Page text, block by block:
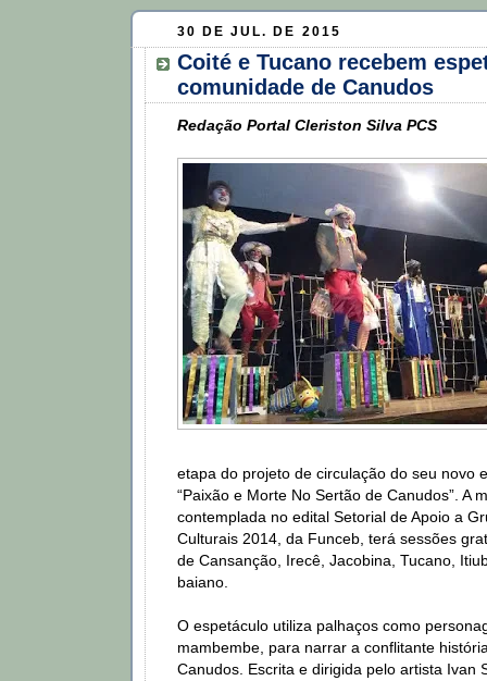
30 DE JUL. DE 2015
Coité e Tucano recebem
comunidade de Canudos
Redação Portal Cleriston Silva PCS
etapa do projeto de circulação do seu novo
“Paixão e Morte No Sertão de Canudos”. A
contemplada no edital Setorial de Apoio a
Culturais 2014, da Funceb, terá sessões
de Cansanção, Irecê, Jacobina, Tucano,
baiano.
O espetáculo utiliza palhaços como
mambembe, para narrar a conflitante
Canudos. Escrita e dirigida pelo artista Ivan